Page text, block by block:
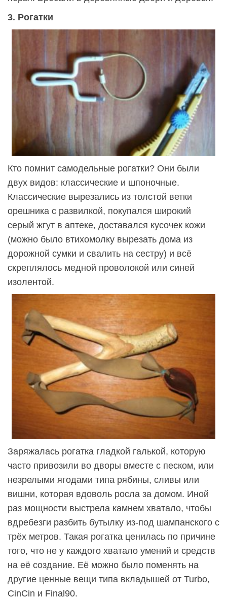
3. Рогатки
Кто помнит самодельные рогатки? Они были
двух видов: классические и шпоночные.
Классические вырезались из толстой ветки
орешника с развилкой, покупался широкий
серый жгут в аптеке, доставался кусочек кожи
(можно было втихомолку вырезать дома из
дорожной сумки и свалить на сестру) и всё
скреплялось медной проволокой или синей
изолентой.
Заряжалась рогатка гладкой галькой, которую
часто привозили во дворы вместе с песком, или
незрелыми ягодами типа рябины, сливы или
вишни, которая вдоволь росла за домом. Иной
раз мощности выстрела камнем хватало, чтобы
вдребезги разбить бутылку из-под шампанского с
трёх метров. Такая рогатка ценилась по причине
того, что не у каждого хватало умений и средств
на её создание. Её можно было поменять на
другие ценные вещи типа вкладышей от Turbo,
CinCin и Final90.